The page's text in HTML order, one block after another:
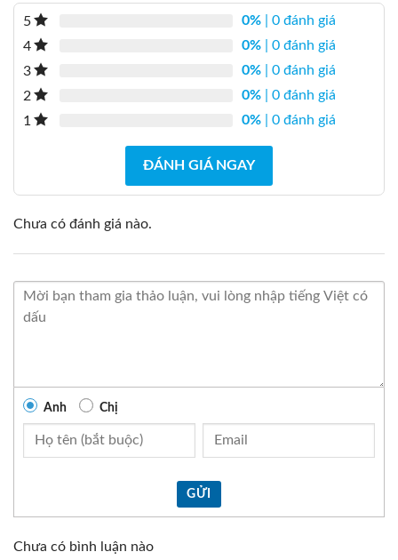
.
0
5 0% | 0 đánh giá
4
0% | 0 đánh giá
3
0% | 0 đánh giá
2
0% | 0 đánh giá
1
0% | 0 đánh giá
ĐÁNH GIÁ NGAY
Chưa có đánh giá nào.
Anh Chị
GỬI
Chưa có bình luận nào